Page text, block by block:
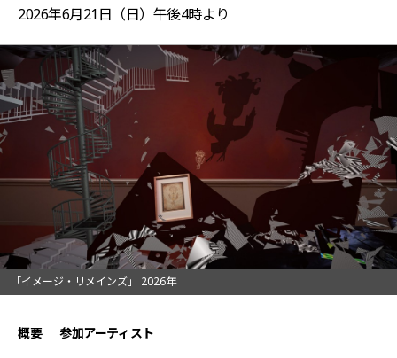
2026年6月21日（日）午後4時より
「イメージ・リメインズ」 2026年
概要 参加アーティスト